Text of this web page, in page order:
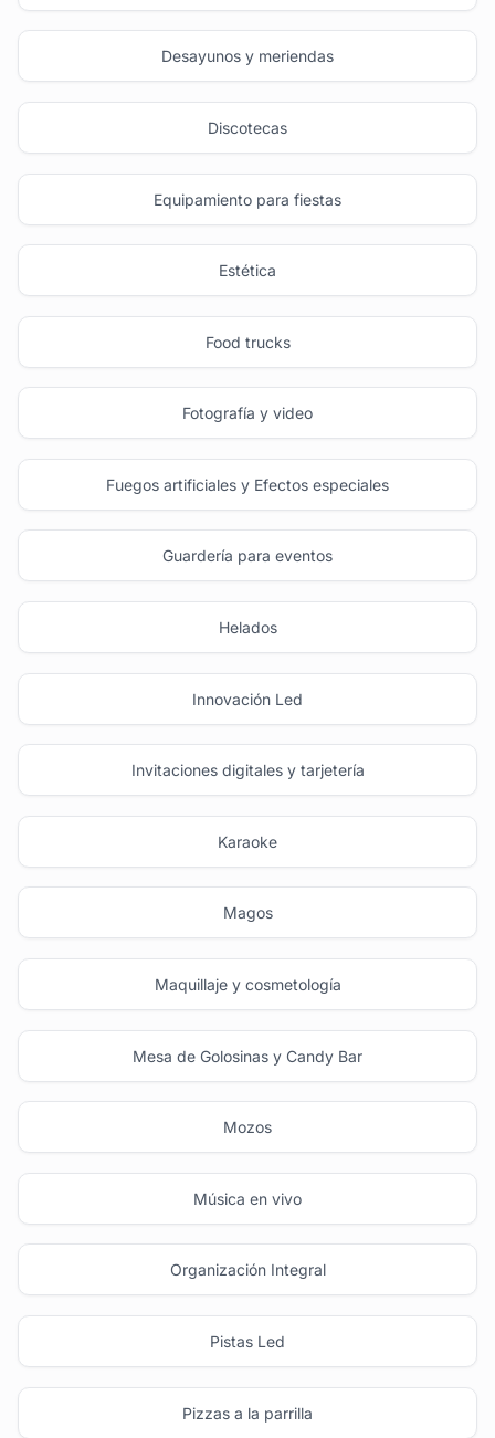
Desayunos y meriendas
Discotecas
Equipamiento para fiestas
Estética
Food trucks
Fotografía y video
Fuegos artificiales y Efectos especiales
Guardería para eventos
Helados
Innovación Led
Invitaciones digitales y tarjetería
Karaoke
Magos
Maquillaje y cosmetología
Mesa de Golosinas y Candy Bar
Mozos
Música en vivo
Organización Integral
Pistas Led
Pizzas a la parrilla